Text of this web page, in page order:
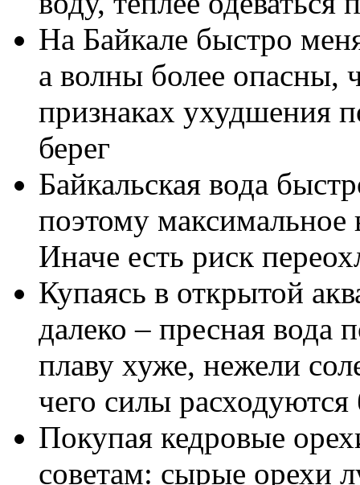
На Байкале быстро
а волны более
признаках ухудшения
берег
Байкальская вода
поэтому
Иначе есть риск
Купаясь в открытой
далеко – пресная вода
плаву хуже, нежели
чего силы расходуются
Покупая кедровые
советам: сырые орехи